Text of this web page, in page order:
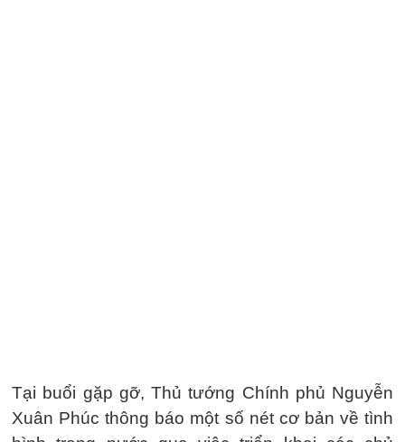
Tại buổi gặp gỡ, Thủ tướng Chính phủ Nguyễn
Xuân Phúc thông báo một số nét cơ bản về tình